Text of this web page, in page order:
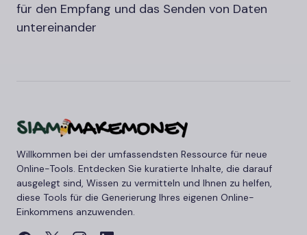
für den Empfang und das Senden von Daten
untereinander
Willkommen bei der umfassendsten Ressource für neue
Online-Tools. Entdecken Sie kuratierte Inhalte, die darauf
ausgelegt sind, Wissen zu vermitteln und Ihnen zu helfen,
diese Tools für die Generierung Ihres eigenen Online-
Einkommens anzuwenden.